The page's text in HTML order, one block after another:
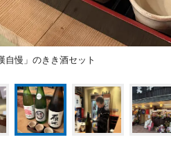
自慢」のきき酒セット